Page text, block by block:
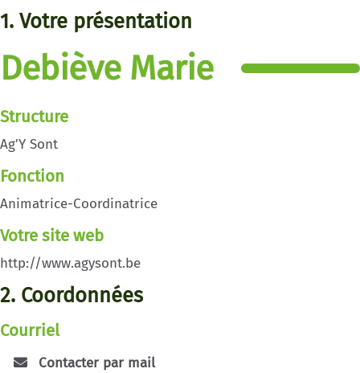
1. Votre présentation
Debiève Marie
Structure
Ag'Y Sont
Fonction
Animatrice-Coordinatrice
Votre site web
http://www.agysont.be
2. Coordonnées
Courriel
Contacter par mail